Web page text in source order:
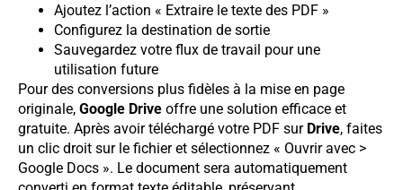
Ajoutez l’action « Extraire le texte des PDF »
Configurez la destination de sortie
Sauvegardez votre flux de travail pour une
utilisation future
Pour des conversions plus fidèles à la mise en page
originale, Google Drive offre une solution efficace et
gratuite. Après avoir téléchargé votre PDF sur Drive, faites
un clic droit sur le fichier et sélectionnez « Ouvrir avec >
Google Docs ». Le document sera automatiquement